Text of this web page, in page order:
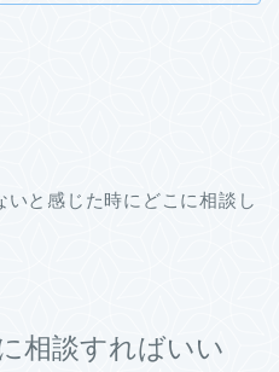
と感じた時にどこに相談し
相談すればいい